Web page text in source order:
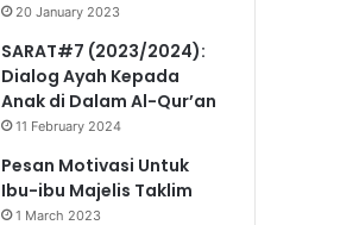
20 January 2023
SARAT#7 (2023/2024):
Dialog Ayah Kepada
Anak di Dalam Al-Qur’an
11 February 2024
Pesan Motivasi Untuk
Ibu-ibu Majelis Taklim
1 March 2023